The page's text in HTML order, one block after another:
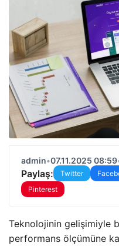
admin•07.11.2025 08:59
Paylaş: Twitter
Pinterest
Teknolojinin gelişimiyle
performans ölçümüne